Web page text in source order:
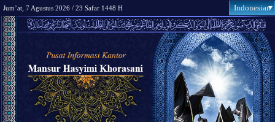
Jum’at, 7 Agustus 2026 / 23 Safar 1448 H Indonesian